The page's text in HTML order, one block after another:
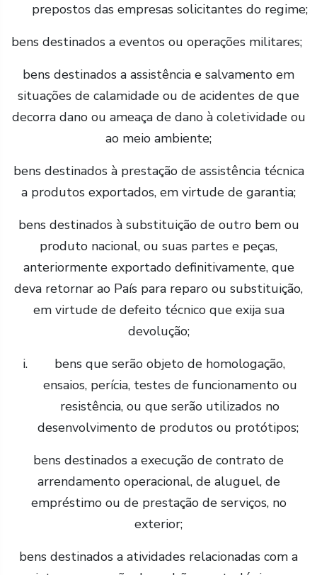
prepostos das empresas solicitantes do regime;
bens destinados a eventos ou operações militares;
bens destinados a assistência e salvamento em
situações de calamidade ou de acidentes de que
decorra dano ou ameaça de dano à coletividade ou
ao meio ambiente;
bens destinados à prestação de assistência técnica
a produtos exportados, em virtude de garantia;
bens destinados à substituição de outro bem ou
produto nacional, ou suas partes e peças,
anteriormente exportado definitivamente, que
deva retornar ao País para reparo ou substituição,
em virtude de defeito técnico que exija sua
devolução;
bens que serão objeto de homologação,
ensaios, perícia, testes de funcionamento ou
resistência, ou que serão utilizados no
desenvolvimento de produtos ou protótipos;
bens destinados a execução de contrato de
arrendamento operacional, de aluguel, de
empréstimo ou de prestação de serviços, no
exterior;
bens destinados a atividades relacionadas com a